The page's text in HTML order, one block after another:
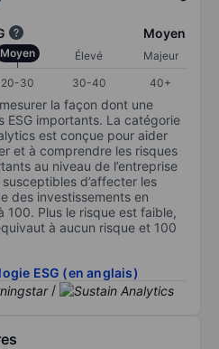
Moyen
Moyen Élevé
Majeur
20-30 30-40 40+
la façon dont une
ESG importants. La catégorie
est conçue pour aider
et à comprendre les risques
au niveau de l’entreprise
d’affecter les
des investissements en
100. Plus le risque est faible,
à aucun risque et 100
ESG (en anglais)
/